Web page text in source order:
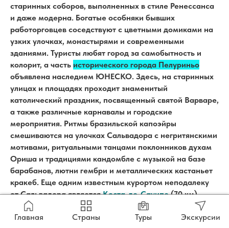
Главная Страны Туры Экскурсии
старинных соборов, выполненных в стиле Ренессанса
и даже модерна. Богатые особняки бывших
работорговцев соседствуют с цветными домиками на
узких улочках, монастырями и современными
зданиями. Туристы любят город за самобытность и
колорит, а часть исторического города Пелуриньо
объявлена наследием ЮНЕСКО. Здесь, на старинных
улицах и площадях проходит знаменитый
католический праздник, посвященный святой Варваре,
а также различные карнавалы и городские
мероприятия. Ритмы бразильской капоэйры
смешиваются на улочках Сальвадора с негритянскими
мотивами, ритуальными танцами поклонников духам
Ориша и традициями кандомбле с музыкой на базе
барабанов, лютни гембри и металлических кастаньет
кракеб. Еще одним известным курортом неподалеку
от Сальвадора являетсяКоста-де-Сауипе(70 км).
Голубая вода и пальмы – идеальная картинка отдыха в
стиле «баунти»! Помимо серфинга и дайвинга, тут